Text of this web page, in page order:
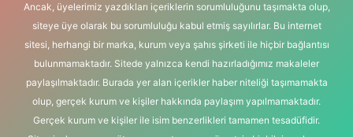
Ancak, üyelerimiz yazdıkları içeriklerin sorumluluğunu taşımakta olup,
siteye üye olarak bu sorumluluğu kabul etmiş sayılırlar. Bu internet
sitesi, herhangi bir marka, kurum veya şahıs şirketi ile hiçbir bağlantısı
bulunmamaktadır. Sitede yalnızca kendi hazırladığımız makaleler
paylaşılmaktadır. Burada yer alan içerikler haber niteliği taşımamakta
olup, gerçek kurum ve kişiler hakkında paylaşım yapılmamaktadır.
Gerçek kurum ve kişiler ile isim benzerlikleri tamamen tesadüfidir.